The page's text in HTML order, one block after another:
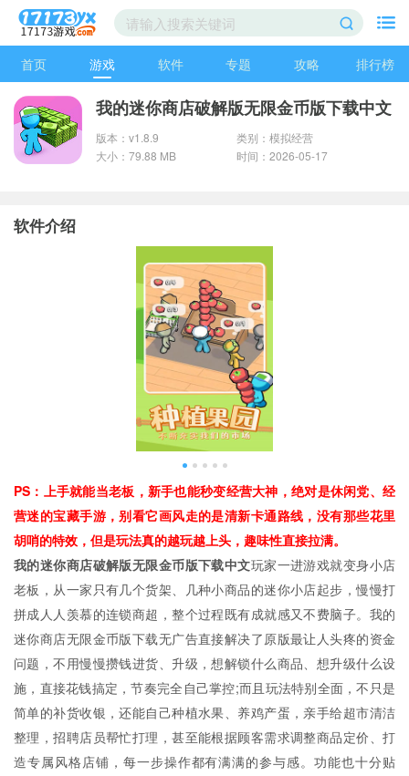
首页 游戏 软件 专题 攻略 排行榜
我的迷你商店破解版无限金币版下载中文
版本：v1.8.9
类别：模拟经营
大小：79.88 MB
时间：2026-05-17
软件介绍
PS：上手就能当老板，新手也能秒变经营大神，绝对是休闲党、经
营迷的宝藏手游，别看它画风走的是清新卡通路线，没有那些花里
胡哨的特效，但是玩法真的越玩越上头，趣味性直接拉满。
我的迷你商店破解版无限金币版下载中文玩家一进游戏就变身小店
老板，从一家只有几个货架、几种小商品的迷你小店起步，慢慢打
拼成人人羡慕的连锁商超，整个过程既有成就感又不费脑子。我的
迷你商店无限金币版下载无广告直接解决了原版最让人头疼的资金
问题，不用慢慢攒钱进货、升级，想解锁什么商品、想升级什么设
施，直接花钱搞定，节奏完全自己掌控;而且玩法特别全面，不只是
简单的补货收银，还能自己种植水果、养鸡产蛋，亲手给超市清洁
整理，招聘店员帮忙打理，甚至能根据顾客需求调整商品定价、打
造专属风格店铺，每一步操作都有满满的参与感。功能也十分贴